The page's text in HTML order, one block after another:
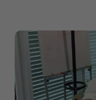
Clientes
Insights
Actualidad